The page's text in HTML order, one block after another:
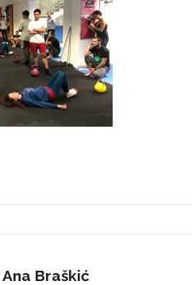
Ana Braškić